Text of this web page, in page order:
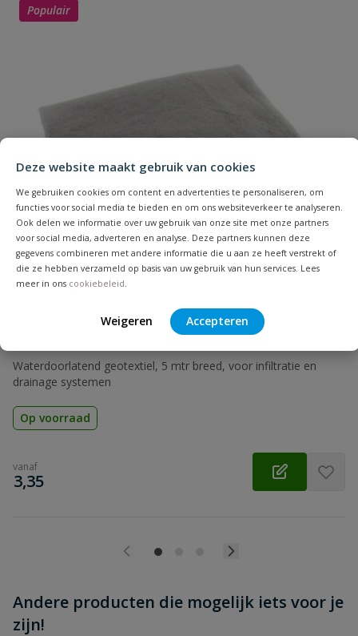
Deze website maakt gebruik van cookies
We gebruiken cookies om content en advertenties te personaliseren, om
functies voor social media te bieden en om ons websiteverkeer te analyseren.
Ook delen we informatie over uw gebruik van onze site met onze partners
voor social media, adverteren en analyse. Deze partners kunnen deze
gegevens combineren met andere informatie die u aan ze heeft verstrekt of
die ze hebben verzameld op basis van uw gebruik van hun services. Lees
meer in ons cookiebeleid.
Weigeren Accepteren
60 cm
Installatiediepte
20 cm - 40 cm
Installatiediepte
zwaar verkeer
80 cm
Lengte 1000 mm
Materiaal PP
Uw waardering:
Samenvatting
Beoordeling
Beoordeling versturen
Populair
Waterdoorlatend geotextiel, 5 mtr breed, voor infiltratie en
drainage systemen
Op voorraad
vanaf
€
3,35
Andere producten die mogelijk iets voor je
zijn!